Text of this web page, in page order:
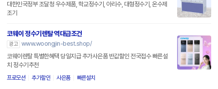
대한민국정부 조달청 우수제품, 학교정수기, 아리수, 대형정수기, 온수제
조기
코웨이 정수기렌탈 역대급조건
광고 www.woongjin-best.shop/
코웨이렌탈 특별한혜택 당일지급 추가사은품 반값할인 전국접수 빠른설
치 정수기추천
프로모션 추가할인 사은품 빠른설치